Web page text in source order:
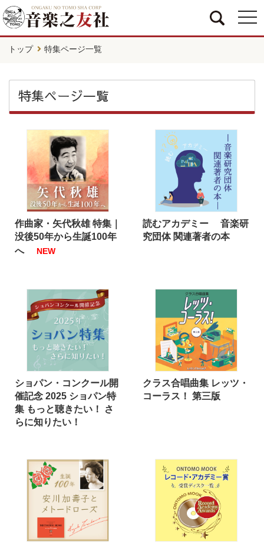
トップ 特集ページ一覧
特集ページ一覧
作曲家・矢代秋雄 特集｜
没後50年から生誕100年
へ
NEW
読むアカデミー 音楽研
究団体 関連著者の本
ショパン・コンクール開
催記念 2025 ショパン特
集 もっと聴きたい！ さ
らに知りたい！
クラス合唱曲集 レッツ・
コーラス！ 第三版